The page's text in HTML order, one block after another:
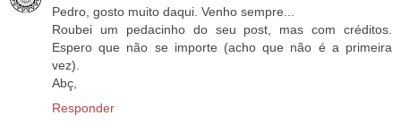
Pedro, gosto muito daqui. Venho sempre...
Roubei um pedacinho do seu post, mas com créditos.
Espero que não se importe (acho que não é a primeira
vez).
Abç,
Responder